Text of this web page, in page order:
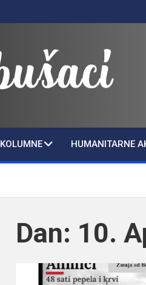
KOLUMNE HUMANITARNE
Dan: 10.